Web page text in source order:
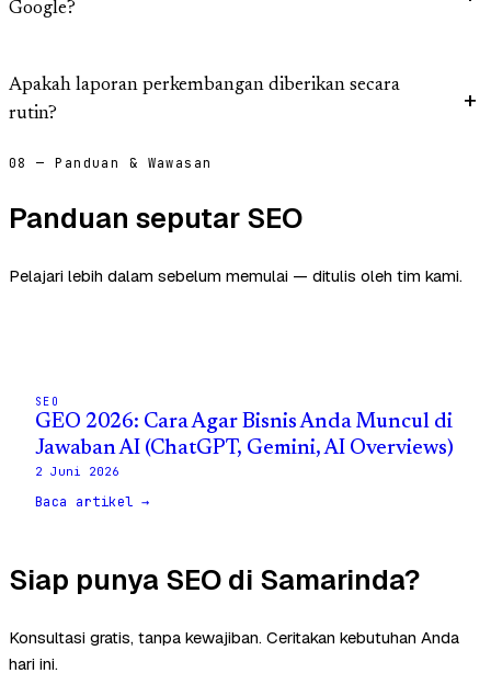
Google?
Apakah laporan perkembangan diberikan secara
rutin?
08 — Panduan & Wawasan
Panduan seputar SEO
Pelajari lebih dalam sebelum memulai — ditulis oleh tim kami.
SEO
GEO 2026: Cara Agar Bisnis Anda Muncul di
Jawaban AI (ChatGPT, Gemini, AI Overviews)
2 Juni 2026
Baca artikel →
Siap punya SEO di Samarinda?
Konsultasi gratis, tanpa kewajiban. Ceritakan kebutuhan Anda
hari ini.